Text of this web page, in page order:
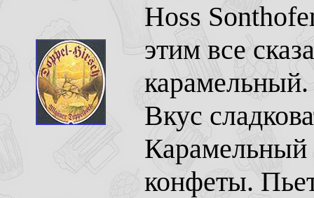
Hoss
этим все
Вкус
Карамельный
конфеты.